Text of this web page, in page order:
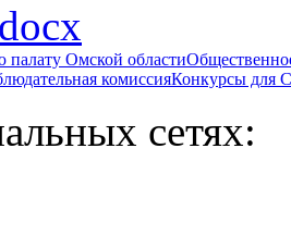
Омской области
комиссияКонкурсы
сетях: